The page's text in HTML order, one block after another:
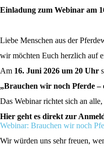
Einladung zum Webinar am
Liebe Menschen aus der
wir möchten Euch herzlich auf
Am 16. Juni 2026 um 20 Uhr
„Brauchen wir noch Pferde
Das Webinar richtet sich an
Hier geht es direkt zur
Webinar: Brauchen wir noch
Wir würden uns sehr freuen,